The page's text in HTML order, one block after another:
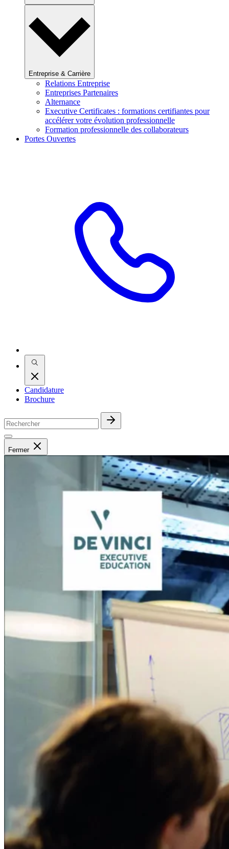
Entreprise & Carrière
Relations Entreprise
Entreprises Partenaires
Alternance
Executive Certificates : formations certifiantes pour
accélérer votre évolution professionnelle
Formation professionnelle des collaborateurs
Portes Ouvertes
Candidature
Brochure
Fermer